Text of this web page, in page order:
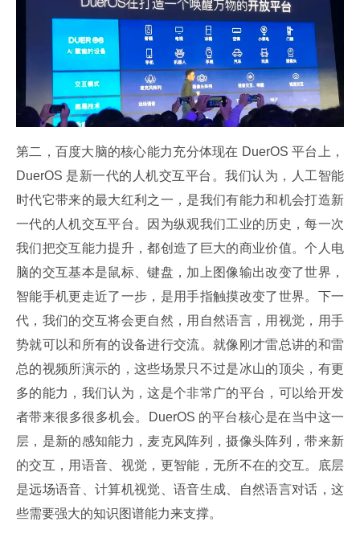
第二，百度大脑的核心能力充分体现在 DuerOS 平台上，
DuerOS 是新一代的人机交互平台。我们认为，人工智能
时代它带来的最大红利之一，是我们有能力和机会打造新
一代的人机交互平台。因为纵观我们工业的历史，每一次
我们把交互能力提升，都创造了巨大的商业价值。个人电
脑的交互基本是鼠标、键盘，加上图像输出改变了世界，
智能手机更走近了一步，是用手指触摸改变了世界。下一
代，我们的交互将会更自然，用自然语言，用视觉，用手
势就可以和所有的设备进行交流。就像刚才雷总讲的和雷
总的视频所演示的，这些场景只不过是冰山的顶尖，有更
多的能力，我们认为，这是个非常广的平台，可以给开发
者带来很多很多机会。DuerOS 的平台核心是在当中这一
层，是新的感知能力，麦克风阵列，摄像头阵列，带来新
的交互，用语音、视觉，更智能，无所不在的交互。底层
是远场语音、计算机视觉、语音生成、自然语言对话，这
些需要强大的知识图谱能力来支撑。